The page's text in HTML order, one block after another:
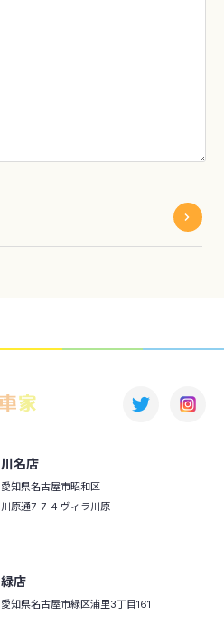
川名店
愛知県名古屋市昭和区
川原通7-7-4 ヴィラ川原
緑店
愛知県名古屋市緑区浦里3丁目161